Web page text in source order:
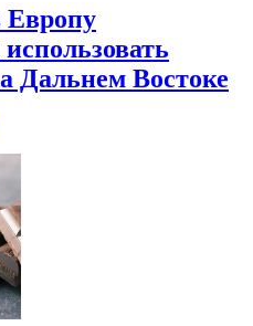
Дальнем Востоке